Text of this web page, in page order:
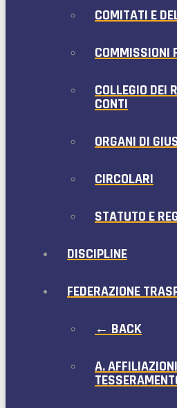
COMITATI E
COMMISSIONI
COLLEGIO DEI
CONTI
ORGANI DI
CIRCOLARI
STATUTO E
DISCIPLINE
FEDERAZIONE
← BACK
A.